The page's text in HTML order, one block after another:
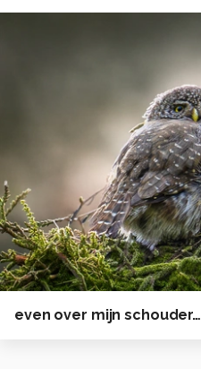
even over mijn schouder…